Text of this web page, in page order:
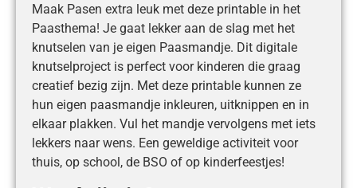
Maak Pasen extra leuk met deze printable in het
Paasthema! Je gaat lekker aan de slag met het
knutselen van je eigen Paasmandje. Dit digitale
knutselproject is perfect voor kinderen die graag
creatief bezig zijn. Met deze printable kunnen ze
hun eigen paasmandje inkleuren, uitknippen en in
elkaar plakken. Vul het mandje vervolgens met iets
lekkers naar wens. Een geweldige activiteit voor
thuis, op school, de BSO of op kinderfeestjes!